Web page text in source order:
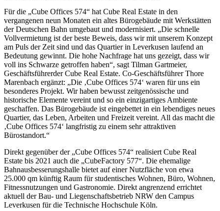
Für die „Cube Offices 574“ hat Cube Real Estate in den
vergangenen neun Monaten ein altes Bürogebäude mit Werkstätten
der Deutschen Bahn umgebaut und modernisiert. „Die schnelle
Vollvermietung ist der beste Beweis, dass wir mit unserem Konzept
am Puls der Zeit sind und das Quartier in Leverkusen laufend an
Bedeutung gewinnt. Die hohe Nachfrage hat uns gezeigt, dass wir
voll ins Schwarze getroffen haben“, sagt Tilman Gartmeier,
Geschäftsführerder Cube Real Estate. Co-Geschäftsführer Thore
Marenbach ergänzt: „Die ‚Cube Offices 574‘ waren für uns ein
besonderes Projekt. Wir haben bewusst zeitgenössische und
historische Elemente vereint und so ein einzigartiges Ambiente
geschaffen. Das Bürogebäude ist eingebettet in ein lebendiges neues
Quartier, das Leben, Arbeiten und Freizeit vereint. All das macht die
‚Cube Offices 574‘ langfristig zu einem sehr attraktiven
Bürostandort.“
Direkt gegenüber der „Cube Offices 574“ realisiert Cube Real
Estate bis 2021 auch die „CubeFactory 577“. Die ehemalige
Bahnausbesserungshalle bietet auf einer Nutzfläche von etwa
25.000 qm künftig Raum für studentisches Wohnen, Büro, Wohnen,
Fitnessnutzungen und Gastronomie. Direkt angrenzend errichtet
aktuell der Bau- und Liegenschaftsbetrieb NRW den Campus
Leverkusen für die Technische Hochschule Köln.